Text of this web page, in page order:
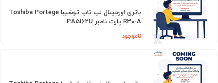
باتری اورجینال لپ تاپ توشیبا Toshiba Portege
R30-A پارت نامبر PA5162U
ناموجود